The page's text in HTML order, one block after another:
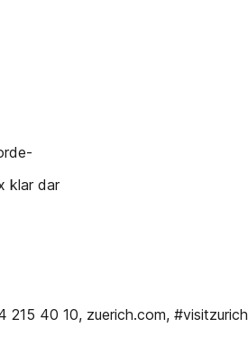
klar dar
215 40 10, zuerich.com, #visitzurich